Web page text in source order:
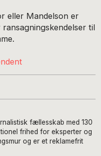
eller Mandelson er
til
fællesskab med 130
frihed for eksperter og
og er et reklamefrit